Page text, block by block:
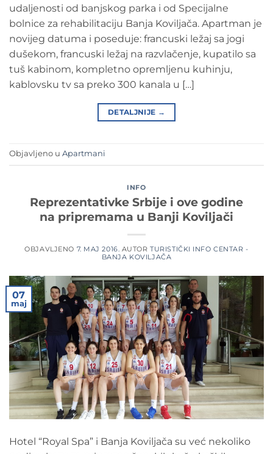
udaljenosti od banjskog parka i od Specijalne
bolnice za rehabilitaciju Banja Koviljača. Apartman je
novijeg datuma i poseduje: francuski ležaj sa jogi
dušekom, francuski ležaj na razvlačenje, kupatilo sa
tuš kabinom, kompletno opremljenu kuhinju,
kablovsku tv sa preko 300 kanala u […]
DETALJNIJE →
Objavljeno u Apartmani
INFO
Reprezentativke Srbije i ove godine
na pripremama u Banji Koviljači
OBJAVLJENO 7. MAJ 2016. AUTORTURISTIČKI INFO CENTAR -
BANJA KOVILJAČA
07
maj
Hotel “Royal Spa” i Banja Koviljača su već nekoliko